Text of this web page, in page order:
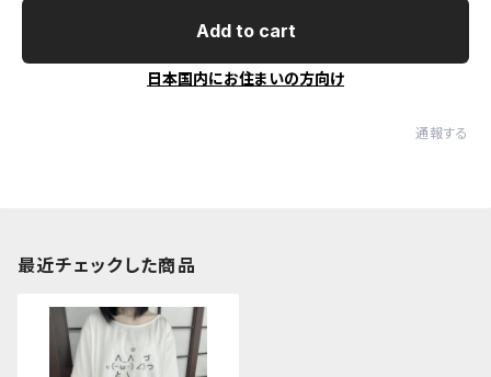
Add to cart
日本国内にお住まいの方向け
通報する
最近チェックした商品